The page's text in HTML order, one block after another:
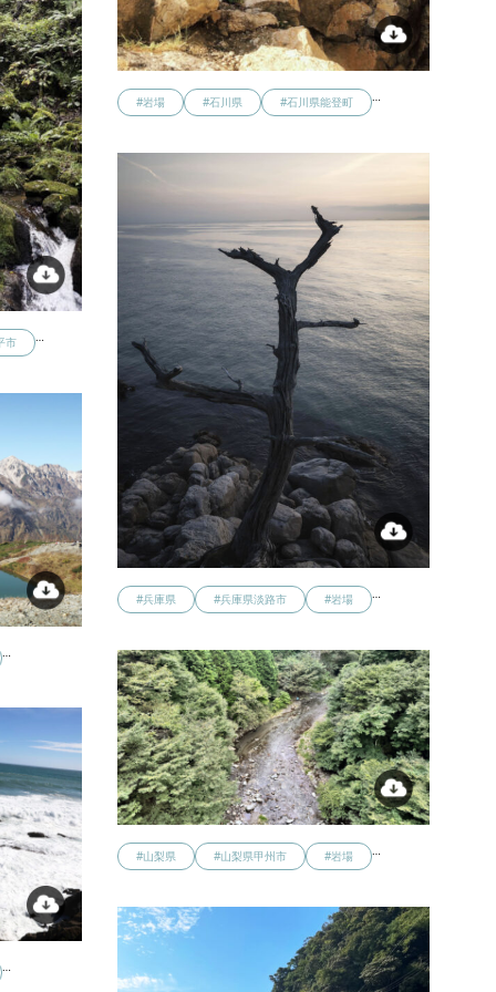
#岩場 #石川県 #石川県能登町 …
市 …
#兵庫県 #兵庫県淡路市 #岩場 …
#山梨県 #山梨県甲州市 #岩場 …
…